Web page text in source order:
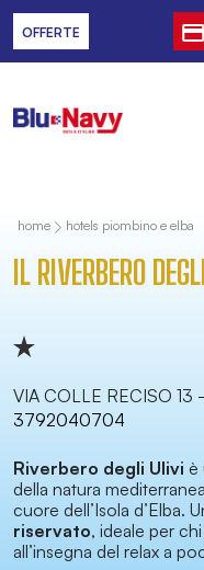
OFFERTE
home hotels piombino e elba
IL RIVERBERO
VIA COLLE RECISO 13
3792040704
Riverbero degli Ulivi è
della natura
cuore dell’Isola d’Elba.
riservato, ideale per
all’insegna del relax a